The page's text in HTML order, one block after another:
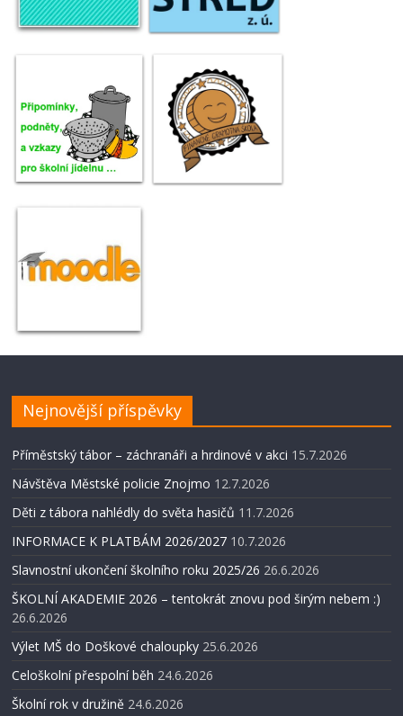
Nejnovější příspěvky
Příměstský tábor – záchranáři a hrdinové v akci 15.7.2026
Návštěva Městské policie Znojmo 12.7.2026
Děti z tábora nahlédly do světa hasičů 11.7.2026
INFORMACE K PLATBÁM 2026/2027 10.7.2026
Slavnostní ukončení školního roku 2025/26 26.6.2026
ŠKOLNÍ AKADEMIE 2026 – tentokrát znovu pod širým nebem :)
26.6.2026
Výlet MŠ do Doškové chaloupky 25.6.2026
Celoškolní přespolní běh 24.6.2026
Školní rok v družině 24.6.2026